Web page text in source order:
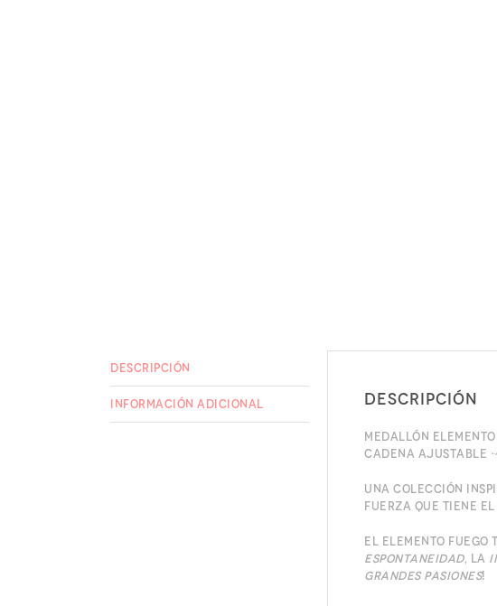
Descripción
Información adicional Descripción
Medallón
Cadena ajustable
Una colección
fuerza que tiene el
El elemento fuego
espontaneidad, la
grandes pasiones!